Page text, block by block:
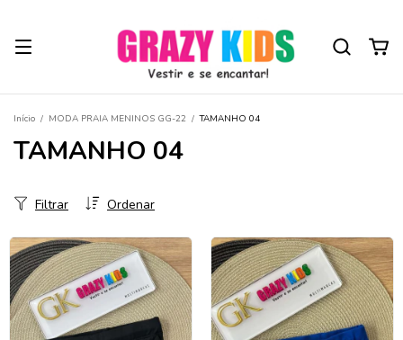
Início / MODA PRAIA MENINOS GG-22 / TAMANHO 04
TAMANHO 04
Ordenar
Filtrar